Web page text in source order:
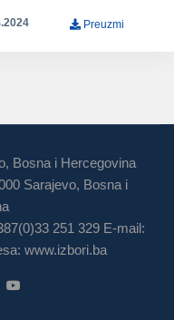
Preuzmi
Bosna i Hercegovina
Sarajevo, Bosna i
251 329 E-mail:
www.izbori.ba